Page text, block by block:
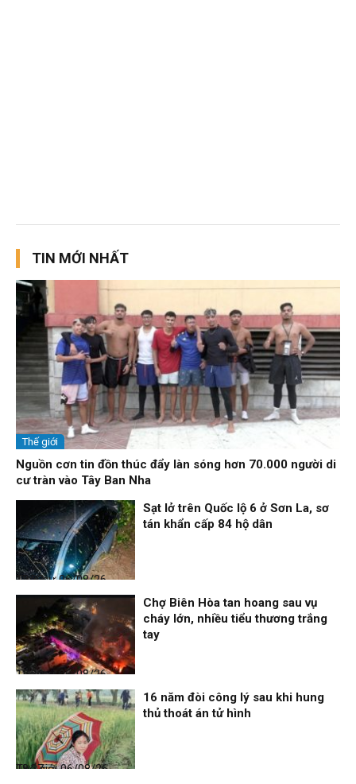
TIN MỚI NHẤT
Thế giới
Nguồn cơn tin đồn thúc đẩy làn sóng hơn 70.000 người di
cư tràn vào Tây Ban Nha
Thời sự
06/08/26, 12:33
Sạt lở trên Quốc lộ 6 ở Sơn La, sơ
tán khẩn cấp 84 hộ dân
Thời sự
06/08/26, 12:30
Chợ Biên Hòa tan hoang sau vụ
cháy lớn, nhiều tiểu thương trắng
tay
Thế giới
06/08/26, 08:27
16 năm đòi công lý sau khi hung
thủ thoát án tử hình